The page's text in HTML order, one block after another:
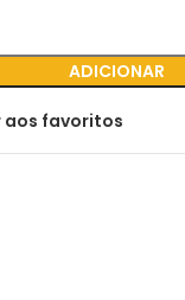
ADICIONAR
aos favoritos